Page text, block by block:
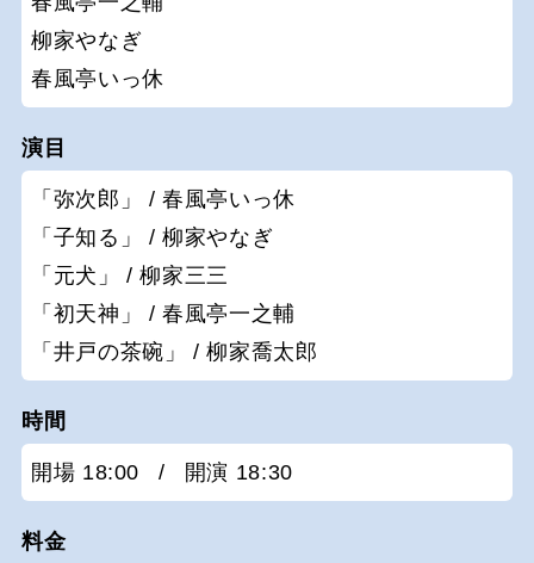
柳家やなぎ
春風亭いっ休
演目
「弥次郎」 / 春風亭いっ休
「子知る」 / 柳家やなぎ
「元犬」 / 柳家三三
「初天神」 / 春風亭一之輔
「井戸の茶碗」 / 柳家喬太郎
時間
開場 18:00 / 開演 18:30
料金